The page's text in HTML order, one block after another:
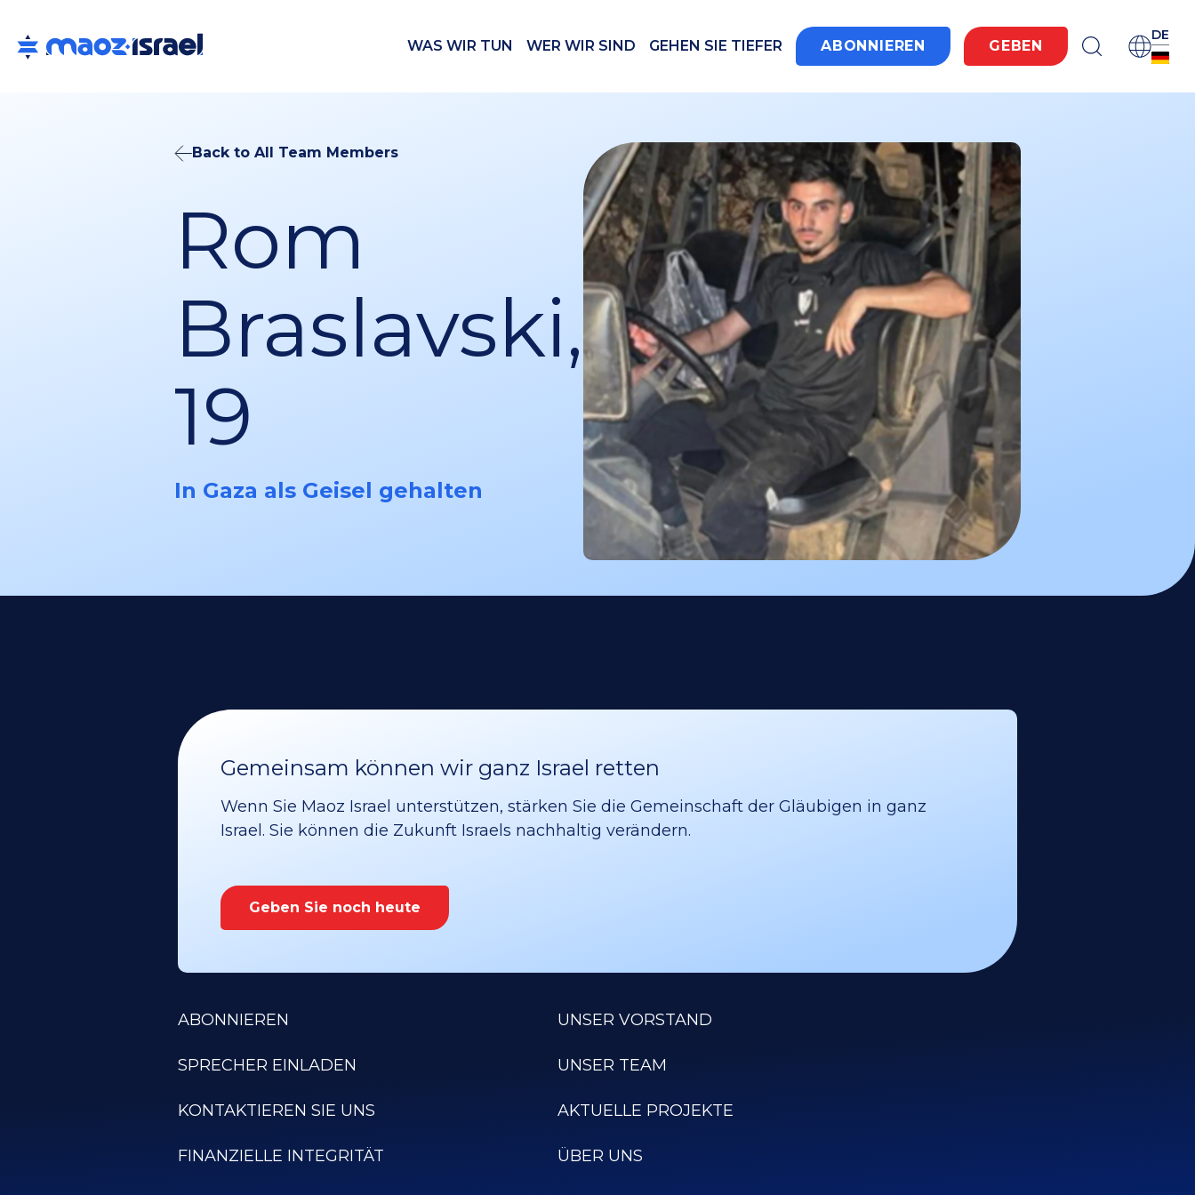
WAS WIR TUN WER WIR SIND GEHEN SIE TIEFER ABONNIEREN GEBEN
DE
Back to All Team Members
Rom
Braslavski,
19
In Gaza als Geisel gehalten
Gemeinsam können wir ganz Israel retten
Wenn Sie Maoz Israel unterstützen, stärken Sie die Gemeinschaft der Gläubigen in ganz
Israel. Sie können die Zukunft Israels nachhaltig verändern.
Geben Sie noch heute
ABONNIEREN
SPRECHER EINLADEN
KONTAKTIEREN SIE UNS
FINANZIELLE INTEGRITÄT
UNSER VORSTAND
UNSER TEAM
AKTUELLE PROJEKTE
ÜBER UNS